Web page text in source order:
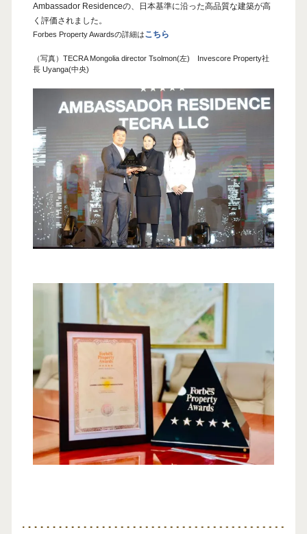
Ambassador Residenceの、日本基準に沿った高品質な建築が高
く評価されました。
Forbes Property Awardsの詳細はこちら
（写真）TECRA Mongolia director Tsolmon(左) Invescore Property社
長 Uyanga(中央)